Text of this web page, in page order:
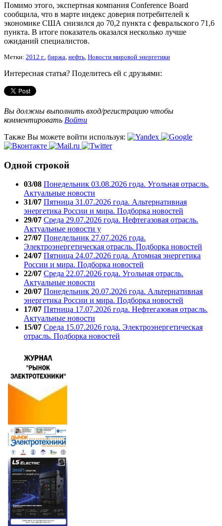
Помимо этого, экспертная компания Conference Board
сообщила, что в марте индекс доверия потребителей к
экономике США снизился до 70,2 пункта с февральского 71,6
пункта. В итоге показатель оказался несколько лучше
ожиданий специалистов.
Метки: 2012 г., биржа, нефть, Новости мировой энергетики
Интересная статья? Поделитесь ей с друзьями:
Вы должны выполнить вход/регистрацию чтобы
комментировать Войти
Также Вы можете войти используя:
Одной строкой
03/08 Понедельник 03.08.2026 года. Угольная отрасль.
Актуальные новости
31/07 Пятница 31.07.2026 года. Альтернативная
энергетика России и мира. Подборка новостей
29/07 Среда 29.07.2026 года. Нефтегазовая отрасль.
Актуальные новости у
27/07 Понедельник 27.07.2026 года.
Электроэнергетическая отрасль. Подборка новостей
24/07 Пятница 24.07.2026 года. Атомная энергетика
России и мира. Подборка новостей
22/07 Среда 22.07.2026 года. Угольная отрасль.
Актуальные новости
20/07 Понедельник 20.07.2026 года. Альтернативная
энергетика России и мира. Подборка новостей
17/07 Пятница 17.07.2026 года. Нефтегазовая отрасль.
Актуальные новости
15/07 Среда 15.07.2026 года. Электроэнергетическая
отрасль. Подборка новостей